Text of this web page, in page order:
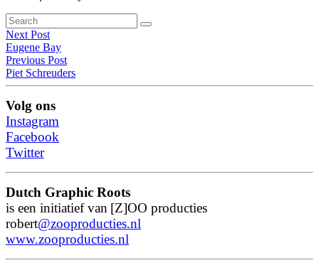
Search
for:
'
Search
Berichtennavigatie
Next Post
Eugene Bay
Previous Post
Piet Schreuders
Volg ons
Instagram
Facebook
Twitter
Dutch Graphic Roots
is een initiatief van [Z]OO producties
robert@zooproducties.nl
www.zooproducties.nl